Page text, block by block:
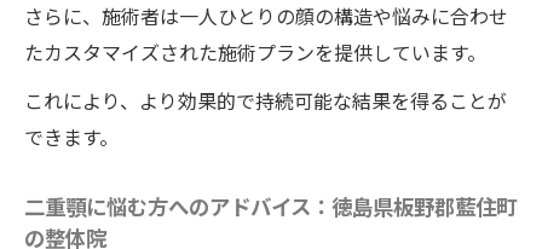
さらに、施術者は一人ひとりの顔の構造や悩みに合わせ
たカスタマイズされた施術プランを提供しています。
これにより、より効果的で持続可能な結果を得ることが
できます。
二重顎に悩む方へのアドバイス：徳島県板野郡藍住町
の整体院